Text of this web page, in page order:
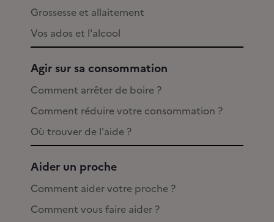
Grossesse et allaitement
Vos ados et l'alcool
Agir sur sa consommation
Comment arrêter de boire ?
Comment réduire votre consommation ?
Où trouver de l'aide ?
Aider un proche
Comment aider votre proche ?
Comment vous faire aider ?